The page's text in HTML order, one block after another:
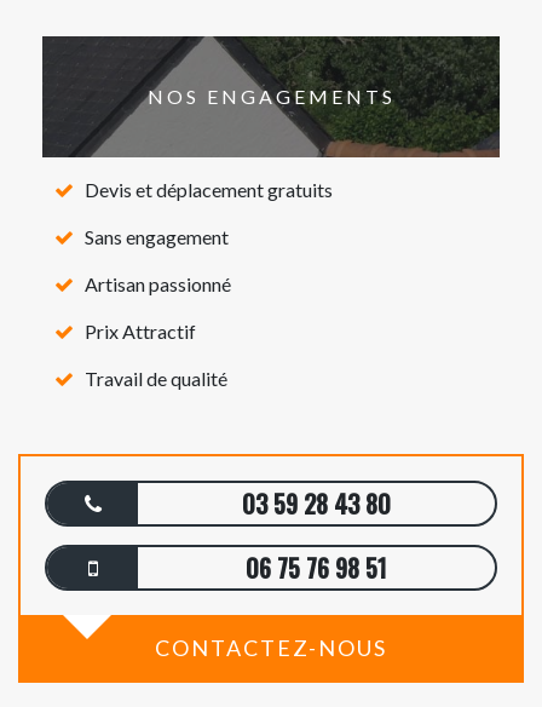
NOS ENGAGEMENTS
Devis et déplacement gratuits
Sans engagement
Artisan passionné
Prix Attractif
Travail de qualité
03 59 28 43 80
06 75 76 98 51
CONTACTEZ-NOUS